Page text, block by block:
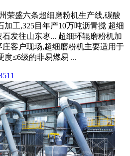
荣盛六条超细磨粉机生产线,碳酸
加工,325目年产10万吨沥青搅 超细
发往山东枣... 超细环辊磨粉机加
客户现场,超细磨粉机主要适用于
度≤6级的非易燃易 ...